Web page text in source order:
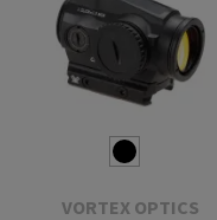
VORTEX OPTICS